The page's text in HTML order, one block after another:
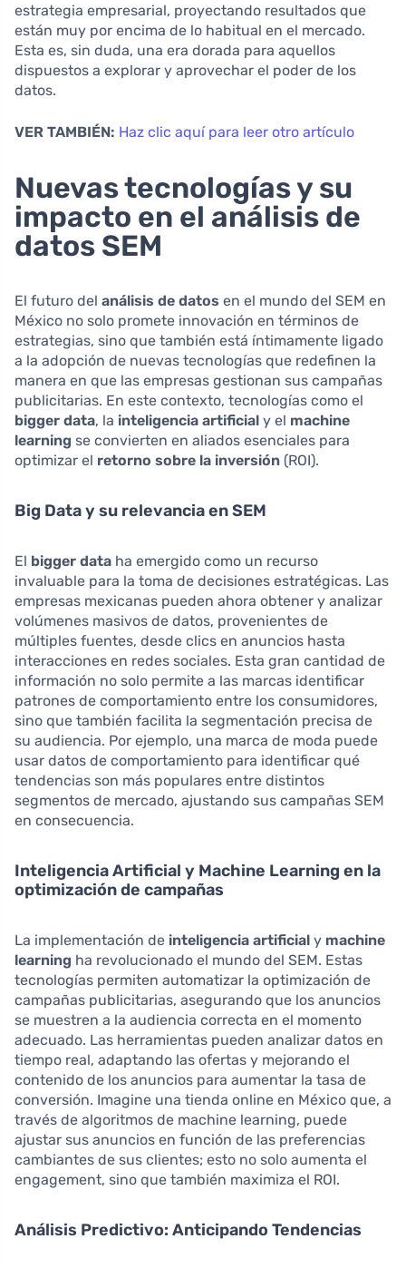
estrategia empresarial, proyectando resultados que
están muy por encima de lo habitual en el mercado.
Esta es, sin duda, una era dorada para aquellos
dispuestos a explorar y aprovechar el poder de los
datos.
VER TAMBIÉN: Haz clic aquí para leer otro artículo
Nuevas tecnologías y su
impacto en el análisis de
datos SEM
El futuro del análisis de datos en el mundo del SEM en
México no solo promete innovación en términos de
estrategias, sino que también está íntimamente ligado
a la adopción de nuevas tecnologías que redefinen la
manera en que las empresas gestionan sus campañas
publicitarias. En este contexto, tecnologías como el
bigger data, la inteligencia artificial y el machine
learning se convierten en aliados esenciales para
optimizar el retorno sobre la inversión (ROI).
Big Data y su relevancia en SEM
El bigger data ha emergido como un recurso
invaluable para la toma de decisiones estratégicas. Las
empresas mexicanas pueden ahora obtener y analizar
volúmenes masivos de datos, provenientes de
múltiples fuentes, desde clics en anuncios hasta
interacciones en redes sociales. Esta gran cantidad de
información no solo permite a las marcas identificar
patrones de comportamiento entre los consumidores,
sino que también facilita la segmentación precisa de
su audiencia. Por ejemplo, una marca de moda puede
usar datos de comportamiento para identificar qué
tendencias son más populares entre distintos
segmentos de mercado, ajustando sus campañas SEM
en consecuencia.
Inteligencia Artificial y Machine Learning en la
optimización de campañas
La implementación de inteligencia artificial y machine
learning ha revolucionado el mundo del SEM. Estas
tecnologías permiten automatizar la optimización de
campañas publicitarias, asegurando que los anuncios
se muestren a la audiencia correcta en el momento
adecuado. Las herramientas pueden analizar datos en
tiempo real, adaptando las ofertas y mejorando el
contenido de los anuncios para aumentar la tasa de
conversión. Imagine una tienda online en México que, a
través de algoritmos de machine learning, puede
ajustar sus anuncios en función de las preferencias
cambiantes de sus clientes; esto no solo aumenta el
engagement, sino que también maximiza el ROI.
Análisis Predictivo: Anticipando Tendencias